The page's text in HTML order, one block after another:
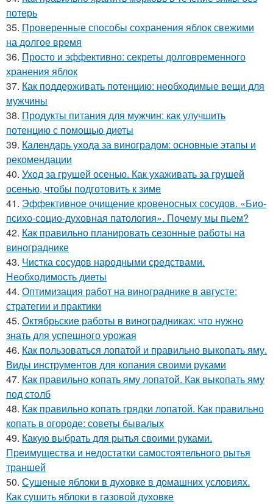
потерь
35. Проверенные способы сохранения яблок свежими
на долгое время
36. Просто и эффективно: секреты долговременного
хранения яблок
37. Как поддерживать потенцию: необходимые вещи для
мужчины
38. Продукты питания для мужчин: как улучшить
потенцию с помощью диеты
39. Календарь ухода за виноградом: основные этапы и
рекомендации
40. Уход за грушей осенью. Как ухаживать за грушей
осенью, чтобы подготовить к зиме
41. Эффективное очищение кровеносных сосудов. «Био-
психо-социо-духовная патология». Почему мы пьем?
42. Как правильно планировать сезонные работы на
винограднике
43. Чистка сосудов народными средствами.
Необходимость диеты
44. Оптимизация работ на винограднике в августе:
стратегии и практики
45. Октябрьские работы в виноградниках: что нужно
знать для успешного урожая
46. Как пользоваться лопатой и правильно выкопать яму.
Виды инструментов для копания своими руками
47. Как правильно копать яму лопатой. Как выкопать яму
под столб
48. Как правильно копать грядки лопатой. Как правильно
копать в огороде: советы бывалых
49. Какую выбрать для рытья своими руками.
Преимущества и недостатки самостоятельного рытья
траншей
50. Сушеные яблоки в духовке в домашних условиях.
Как сушить яблоки в газовой духовке